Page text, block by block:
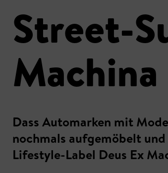
Street-
Machina
Dass Automarken mit
nochmals aufgemöbelt
Lifestyle-Label Deus Ex